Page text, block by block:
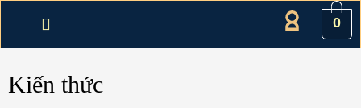
0
Kiến thức